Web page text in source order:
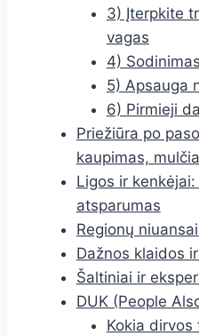
3) Įterpkite
vagas
4) Sodinimas
5) Apsauga
6) Pirmieji
Priežiūra po
kaupimas,
Ligos ir
atsparumas
Regionų
Dažnos klaidos
Šaltiniai ir
DUK (People
Kokia dirvos